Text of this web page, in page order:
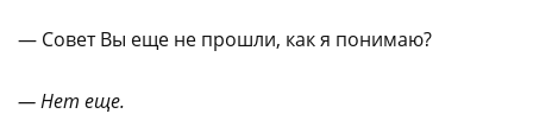
— Совет Вы еще не прошли, как я понимаю?
— Нет еще.